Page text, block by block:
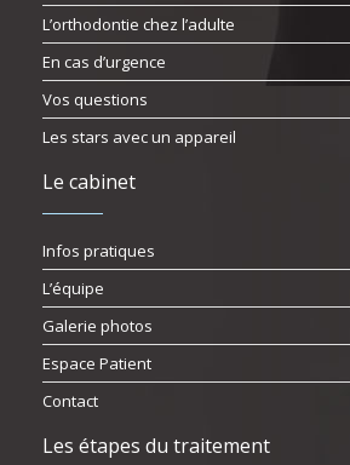
L’orthodontie chez l’adulte
En cas d’urgence
Vos questions
Les stars avec un appareil
Le cabinet
Infos pratiques
L’équipe
Galerie photos
Espace Patient
Contact
Les étapes du traitement